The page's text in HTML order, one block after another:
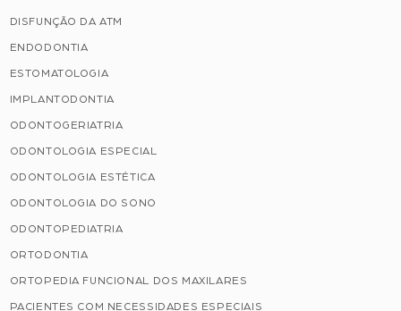
DISFUNÇÃO DA ATM
ENDODONTIA
ESTOMATOLOGIA
IMPLANTODONTIA
ODONTOGERIATRIA
ODONTOLOGIA ESPECIAL
ODONTOLOGIA ESTÉTICA
ODONTOLOGIA DO SONO
ODONTOPEDIATRIA
ORTODONTIA
ORTOPEDIA FUNCIONAL DOS MAXILARES
PACIENTES COM NECESSIDADES ESPECIAIS